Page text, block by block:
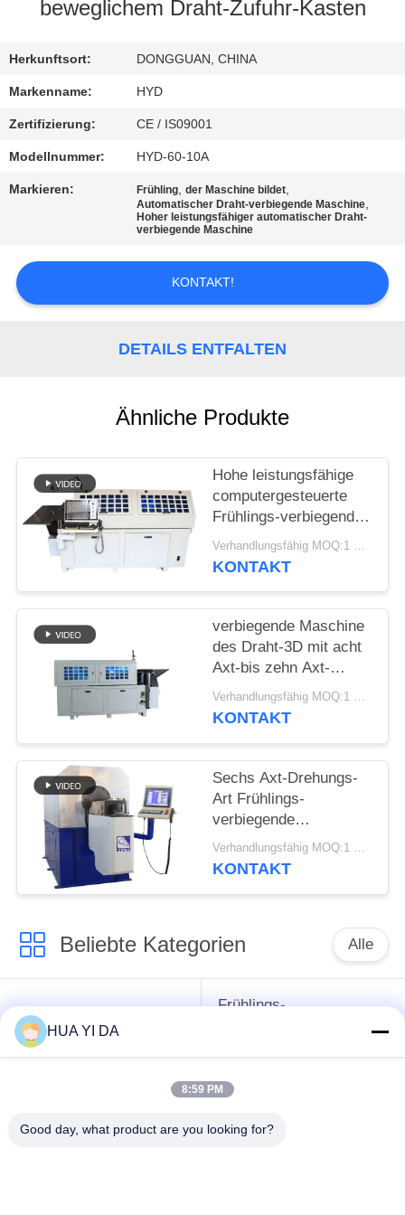
SIE
MIT
UNS
IN
VERBINDUNG
NACHRICHTEN
FORDERN
PRIVACY
POLICY
beweglichem Draht-Zufuhr-Kasten
Herkunftsort: DONGGUAN, CHINA
Markenname: HYD
Zertifizierung: CE / IS09001
Modellnummer: HYD-60-10A
Markieren: Frühling,der Maschine bildet,
Automatischer Draht-verbiegende Maschine,
Hoher leistungsfähiger automatischer Draht-
verbiegende Maschine
KONTAKT!
DETAILS ENTFALTEN
Ähnliche Produkte
Hohe leistungsfähige
computergesteuerte
Frühlings-verbiegende
Maschine mit zehn
Äxten
Verhandlungsfähig MOQ:1 Satz
KONTAKT
verbiegende Maschine
des Draht-3D mit acht
Axt-bis zehn Axt-
maximaler Fütterungs-
Geschwindigkeit
Verhandlungsfähig MOQ:1 Satz
KONTAKT
Sechs Axt-Drehungs-
Art Frühlings-
verbiegende
Maschine/
CNC-Frühlings-
Verhandlungsfähig MOQ:1 Satz
KONTAKT
Beliebte Kategorien Alle
cnc-
Frühlingsmaschine
Frühlings-
Druckfeder-Maschine
Frühlings-
verbiegende
HUA YI DA
8:59 PM
Good day, what product are you looking for?